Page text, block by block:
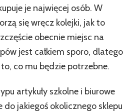
je najwięcej osób. W
się wręcz kolejki, jak to
obecnie miejsc na
jest całkiem sporo, dlatego
co mu będzie potrzebne.
artykuły szkolne i biurowe
do jakiegoś okolicznego sklepu